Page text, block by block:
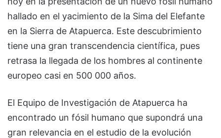
hallado en el yacimiento de la Sima del Elefante
en la Sierra de Atapuerca. Este descubrimiento
tiene una gran transcendencia científica, pues
retrasa la llegada de los hombres al continente
europeo casi en 500 000 años.
El Equipo de Investigación de Atapuerca ha
encontrado un fósil humano que supondrá una
gran relevancia en el estudio de la evolución